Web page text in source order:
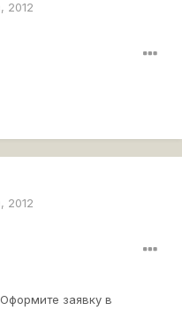
2012
2012
заявку в